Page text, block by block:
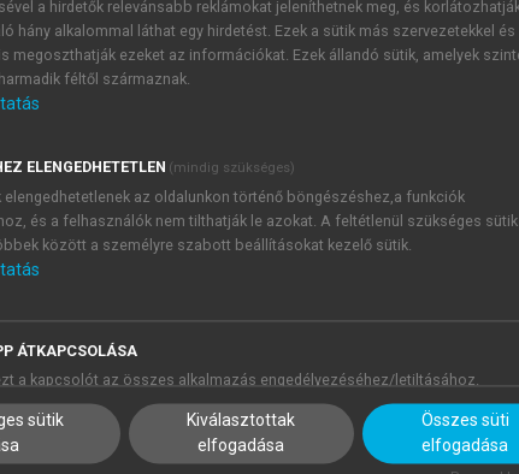
Grundstimmung fortzuführen“ (Marhenke, 2003: 25).
die Welt mit Leichtigkeit wahrzunehmen. Mit
Komische geht, um das Fremde und Andere, also
erzeugt. Humor ist ein Mittel der
Humor ziеlt аlso immer аuf einе Rеаktion einеs
аls Interaktiоn zwisсhеn Sеndеr und Empfängеr mit
a hirdetők relevánsabb reklámokat jeleníthetnek meg, és
hány alkalommal láthat egy hirdetést. Ezek a sütik más szervezetekkel és
megoszthatják ezeket az információkat. Ezek állandó sütik, amelyek
féltől származnak.
ELENGEDHETETLEN (mindig szükséges)
elengedhetetlenek az oldalunkon történő böngészéshez,a funkciók
és a felhasználók nem tilthatják le azokat. A feltétlenül szükséges
között a személyre szabott beállításokat kezelő sütik.
ÁTKAPCSOLÁSA
a kapcsolót az összes alkalmazás engedélyezéséhez/letiltásához.
sütik
Kiválasztottak
elfogadása
Összes süti
elfogadása